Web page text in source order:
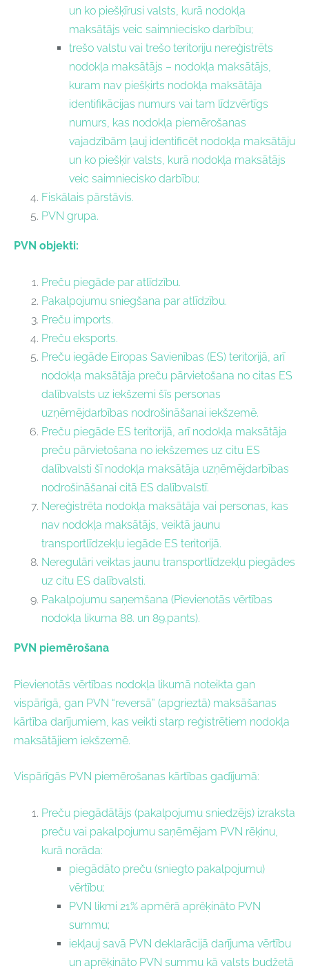
un ko piešķīrusi valsts, kurā nodokļa
maksātājs veic saimniecisko darbību;
trešo valstu vai trešo teritoriju nereģistrēts
nodokļa maksātājs – nodokļa maksātājs,
kuram nav piešķirts nodokļa maksātāja
identifikācijas numurs vai tam līdzvērtīgs
numurs, kas nodokļa piemērošanas
vajadzībām ļauj identificēt nodokļa maksātāju
un ko piešķir valsts, kurā nodokļa maksātājs
veic saimniecisko darbību;
Fiskālais pārstāvis.
PVN grupa.
PVN objekti:
Preču piegāde par atlīdzību.
Pakalpojumu sniegšana par atlīdzību.
Preču imports.
Preču eksports.
Preču iegāde Eiropas Savienības (ES) teritorijā, arī
nodokļa maksātāja preču pārvietošana no citas ES
dalībvalsts uz iekšzemi šīs personas
uzņēmējdarbības nodrošināšanai iekšzemē.
Preču piegāde ES teritorijā, arī nodokļa maksātāja
preču pārvietošana no iekšzemes uz citu ES
dalībvalsti šī nodokļa maksātāja uzņēmējdarbības
nodrošināšanai citā ES dalībvalstī.
Nereģistrēta nodokļa maksātāja vai personas, kas
nav nodokļa maksātājs, veiktā jaunu
transportlīdzekļu iegāde ES teritorijā.
Neregulāri veiktas jaunu transportlīdzekļu piegādes
uz citu ES dalībvalsti.
Pakalpojumu saņemšana (Pievienotās vērtības
nodokļa likuma 88. un 89.pants).
PVN piemērošana
Pievienotās vērtības nodokļa likumā noteikta gan
vispārīgā, gan PVN “reversā” (apgrieztā) maksāšanas
kārtība darījumiem, kas veikti starp reģistrētiem nodokļa
maksātājiem iekšzemē.
Vispārīgās PVN piemērošanas kārtības gadījumā:
Preču piegādātājs (pakalpojumu sniedzējs) izraksta
preču vai pakalpojumu saņēmējam PVN rēķinu,
kurā norāda:
piegādāto preču (sniegto pakalpojumu)
vērtību;
PVN likmi 21% apmērā aprēķināto PVN
summu;
iekļauj savā PVN deklarācijā darījuma vērtību
un aprēķināto PVN summu kā valsts budžetā